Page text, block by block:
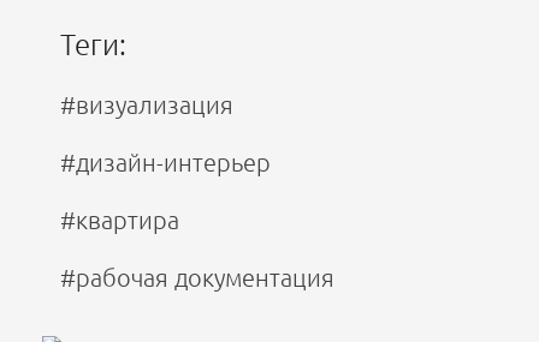
Теги:
#визуализация
#дизайн-интерьер
#квартира
#рабочая документация